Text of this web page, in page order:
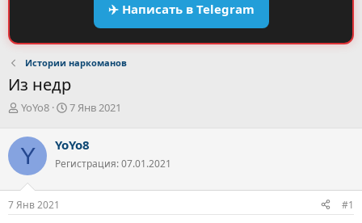
✈️ Написать в Telegram
Истории наркоманов
Из недр
А
т
о
т
е
м
YoYo8
Д
а
н
ч
7 Янв 2021
Y YoYo8
Регистрация: 07.01.2021
7 Янв 2021 #1